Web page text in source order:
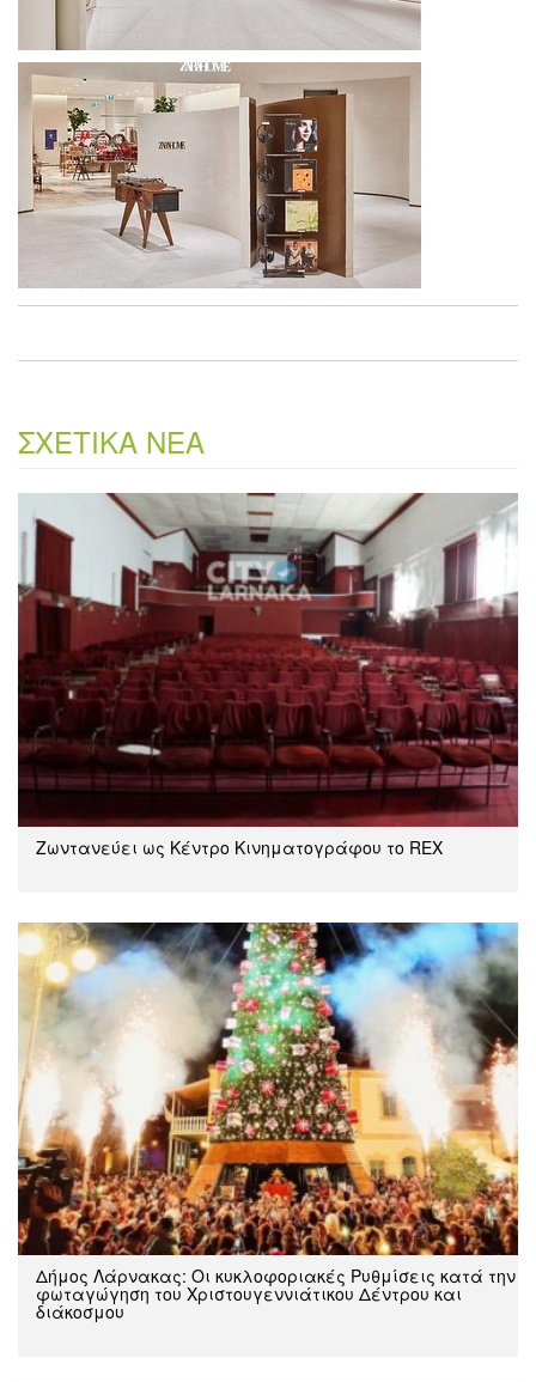
ΣΧΕΤΙΚΑ ΝΕΑ
Ζωντανεύει ως Κέντρο Κινηματογράφου το REX
Δήμος Λάρνακας: Oι κυκλοφοριακές Ρυθμίσεις κατά την
φωταγώγηση του Χριστουγεννιάτικου Δέντρου και
διάκοσμου